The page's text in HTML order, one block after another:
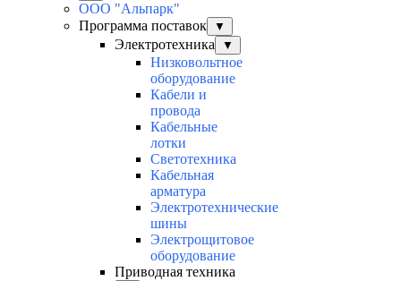
ООО "Альпарк"
Программа поставок
▼
Электротехника ▼
Низковольтное
оборудование
Кабели и
провода
Кабельные
лотки
Светотехника
Кабельная
арматура
Электротехнические
шины
Электрощитовое
оборудование
Приводная техника